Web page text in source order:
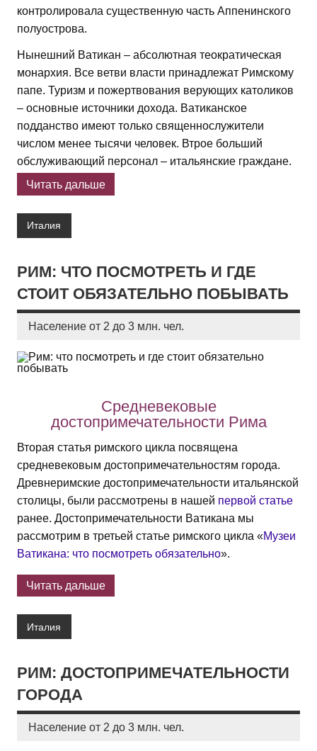
контролировала существенную часть Аппенинского
полуострова.
Нынешний Ватикан – абсолютная теократическая
монархия. Все ветви власти принадлежат Римскому
папе. Туризм и пожертвования верующих католиков
– основные источники дохода. Ватиканское
подданство имеют только священнослужители
числом менее тысячи человек. Втрое больший
обслуживающий персонал – итальянские граждане.
Читать дальше
Италия
РИМ: ЧТО ПОСМОТРЕТЬ И ГДЕ
СТОИТ ОБЯЗАТЕЛЬНО ПОБЫВАТЬ
Население от 2 до 3 млн. чел.
Средневековые
достопримечательности Рима
Вторая статья римского цикла посвящена
средневековым достопримечательностям города.
Древнеримские достопримечательности итальянской
столицы, были рассмотрены в нашей первой статье
ранее. Достопримечательности Ватикана мы
рассмотрим в третьей статье римского цикла «Музеи
Ватикана: что посмотреть обязательно».
Читать дальше
Италия
РИМ: ДОСТОПРИМЕЧАТЕЛЬНОСТИ
ГОРОДА
Население от 2 до 3 млн. чел.